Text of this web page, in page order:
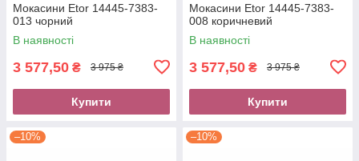
Мокасини Etor 14445-7383-
013 чорний
В наявності
3 577,50 ₴ 3 975 ₴
Купити
Мокасини Etor 14445-7383-
008 коричневий
В наявності
3 577,50 ₴ 3 975 ₴
Купити
–10% –10%